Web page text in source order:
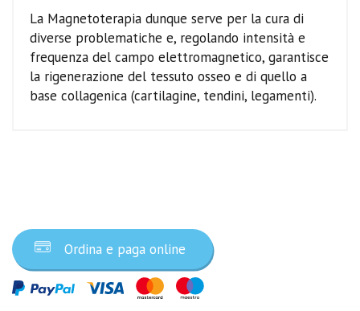
La Magnetoterapia dunque serve per la cura di
diverse problematiche e, regolando intensità e
frequenza del campo elettromagnetico, garantisce
la rigenerazione del tessuto osseo e di quello a
base collagenica (cartilagine, tendini, legamenti).
Ordina e paga online